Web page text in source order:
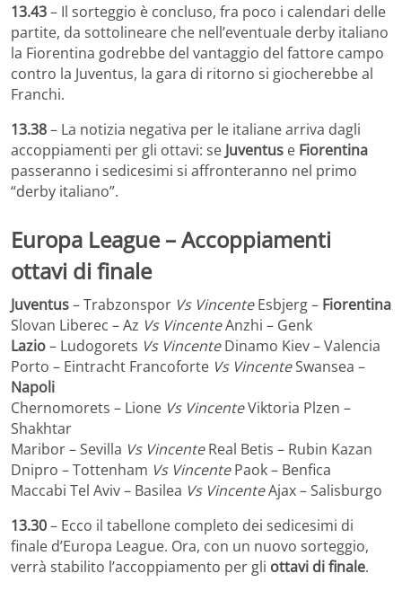
13.43– Il sorteggio è concluso, fra poco i calendari delle
partite, da sottolineare che nell’eventuale derby italiano
la Fiorentina godrebbe del vantaggio del fattore campo
contro la Juventus, la gara di ritorno si giocherebbe al
Franchi.
13.38– La notizia negativa per le italiane arriva dagli
accoppiamenti per gli ottavi: se Juventus e Fiorentina
passeranno i sedicesimi si affronteranno nel primo
“derby italiano”.
Europa League – Accoppiamenti
ottavi di finale
Juventus– Trabzonspor Vs VincenteEsbjerg – Fiorentina
Slovan Liberec – Az Vs VincenteAnzhi – Genk
Lazio– Ludogorets Vs VincenteDinamo Kiev – Valencia
Porto – Eintracht Francoforte Vs VincenteSwansea –
Napoli
Chernomorets – Lione Vs VincenteViktoria Plzen –
Shakhtar
Maribor – Sevilla Vs VincenteReal Betis – Rubin Kazan
Dnipro – Tottenham Vs VincentePaok – Benfica
Maccabi Tel Aviv – Basilea Vs VincenteAjax – Salisburgo
13.30– Ecco il tabellone completo dei sedicesimi di
finale d’Europa League. Ora, con un nuovo sorteggio,
verrà stabilito l’accoppiamento per gli ottavi di finale.